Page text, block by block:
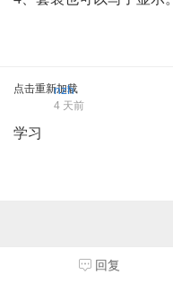
点击重新加载
nzh
4 天前
学习
回复